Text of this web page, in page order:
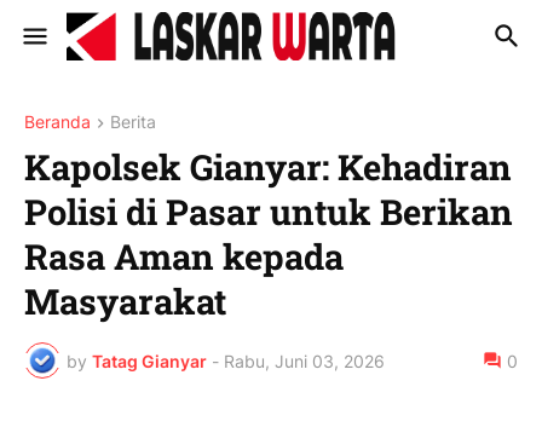
Beranda Berita
Kapolsek Gianyar: Kehadiran
Polisi di Pasar untuk Berikan
Rasa Aman kepada
Masyarakat
by Tatag Gianyar - Rabu, Juni 03, 2026 0